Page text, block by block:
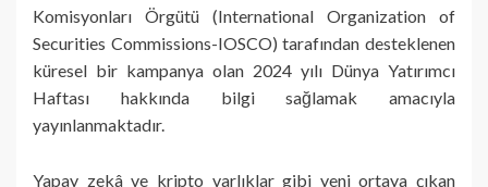
Komisyonları Örgütü (International Organization of
Securities Commissions-IOSCO) tarafından desteklenen
küresel bir kampanya olan 2024 yılı Dünya Yatırımcı
Haftası hakkında bilgi sağlamak amacıyla
yayınlanmaktadır.
Yapay zekâ ve kripto varlıklar gibi yeni ortaya çıkan